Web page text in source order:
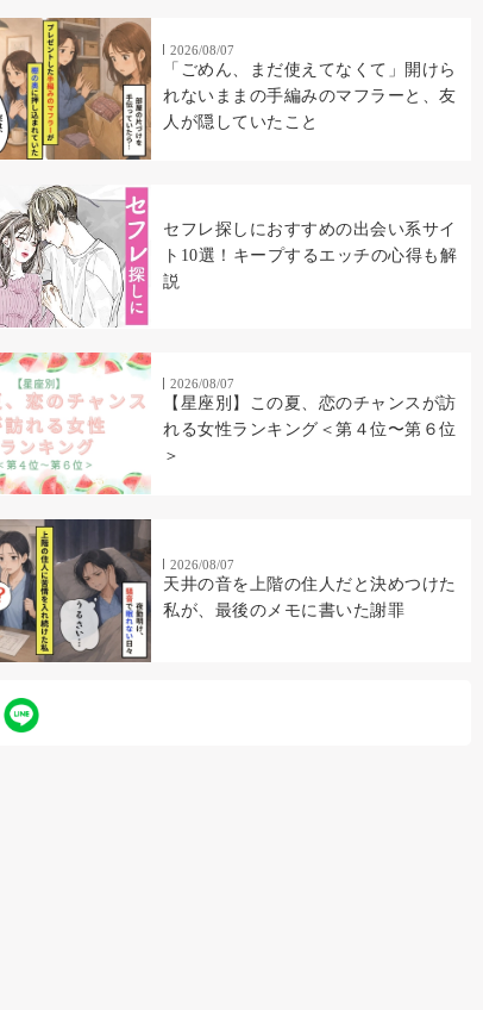
2026/08/07
「ごめん、まだ使えてなくて」開けら
れないままの手編みのマフラーと、友
人が隠していたこと
セフレ探しにおすすめの出会い系サイ
ト10選！キープするエッチの心得も解
説
2026/08/07
【星座別】この夏、恋のチャンスが訪
れる女性ランキング＜第４位〜第６位
＞
2026/08/07
天井の音を上階の住人だと決めつけた
私が、最後のメモに書いた謝罪